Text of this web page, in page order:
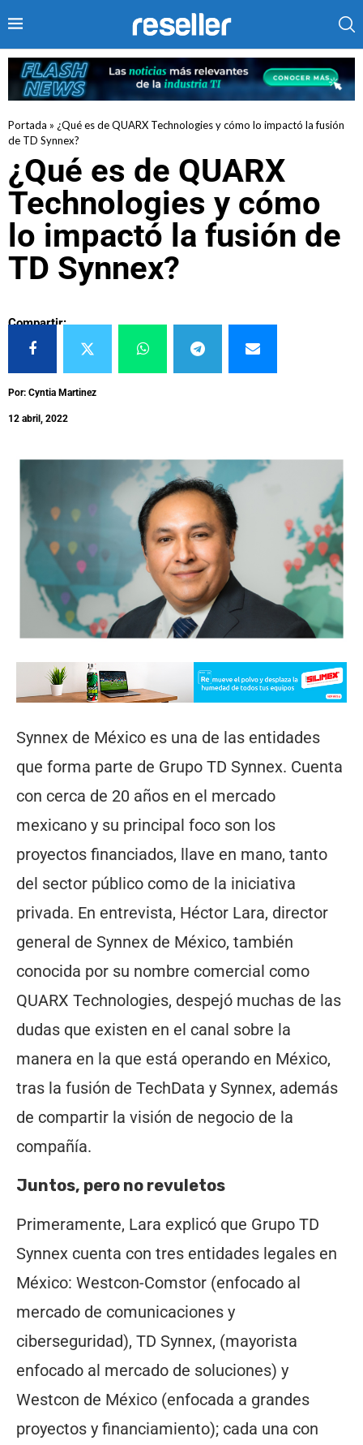
Portada » ¿Qué es de QUARX Technologies y cómo lo impactó la fusión
de TD Synnex?
¿Qué es de QUARX
Technologies y cómo
lo impactó la fusión de
TD Synnex?
Compartir:
Por: Cyntia Martinez
12 abril, 2022
Synnex de México es una de las entidades
que forma parte de Grupo TD Synnex. Cuenta
con cerca de 20 años en el mercado
mexicano y su principal foco son los
proyectos financiados, llave en mano, tanto
del sector público como de la iniciativa
privada. En entrevista, Héctor Lara, director
general de Synnex de México, también
conocida por su nombre comercial como
QUARX Technologies, despejó muchas de las
dudas que existen en el canal sobre la
manera en la que está operando en México,
tras la fusión de TechData y Synnex, además
de compartir la visión de negocio de la
compañía.
Juntos, pero no revuletos
Primeramente, Lara explicó que Grupo TD
Synnex cuenta con tres entidades legales en
México: Westcon-Comstor (enfocado al
mercado de comunicaciones y
ciberseguridad), TD Synnex, (mayorista
enfocado al mercado de soluciones) y
Westcon de México (enfocada a grandes
proyectos y financiamiento); cada una con